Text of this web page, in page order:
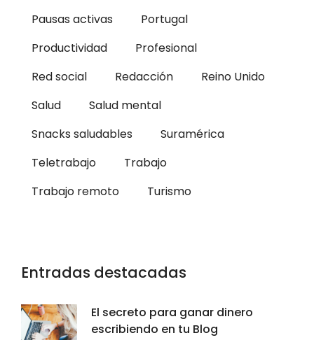
Pausas activas
Portugal
Productividad
Profesional
Red social
Redacción
Reino Unido
Salud
Salud mental
Snacks saludables
Suramérica
Teletrabajo
Trabajo
Trabajo remoto
Turismo
Entradas destacadas
El secreto para ganar dinero
escribiendo en tu Blog